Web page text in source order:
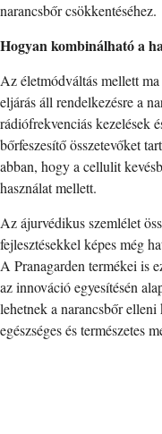
narancsbőr csökkentéséhez.
Hogyan kombinálható a
Az életmódváltás mellett
eljárás áll rendelkezésre a
rádiófrekvenciás kezelések
bőrfeszesítő összetevőket
abban, hogy a cellulit
használat mellett.
Az ájurvédikus szemlélet
fejlesztésekkel képes még
A Pranagarden termékei is
az innováció egyesítésén
lehetnek a narancsbőr
egészséges és természetes